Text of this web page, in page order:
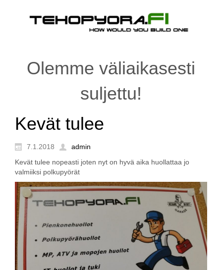
Olemme väliaikasesti
suljettu!
Kevät tulee
7.1.2018
admin
Kevät tulee nopeasti joten nyt on hyvä aika huollattaa jo
valmiiksi polkupyörät